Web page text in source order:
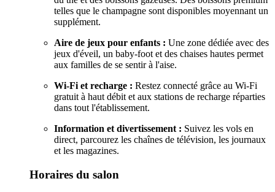
telles que le champagne sont disponibles moyennant un
supplément.
Aire de jeux pour enfants : Une zone dédiée avec des
jeux d'éveil, un baby-foot et des chaises hautes permet
aux familles de se sentir à l'aise.
Wi-Fi et recharge : Restez connecté grâce au Wi-Fi
gratuit à haut débit et aux stations de recharge réparties
dans tout l'établissement.
Information et divertissement : Suivez les vols en
direct, parcourez les chaînes de télévision, les journaux
et les magazines.
Horaires du salon